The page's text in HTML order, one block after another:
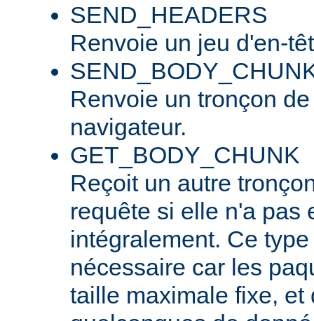
SEND_HEADERS
Renvoie un jeu d'en-
Renvoie un tronçon
navigateur.
GET_BODY_CHUNK
Reçoit un autre
requête si elle n'a pas
intégralement. Ce
nécessaire car les
taille maximale fixe, et